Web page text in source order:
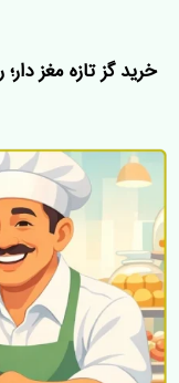
خرید گز تازه مغز